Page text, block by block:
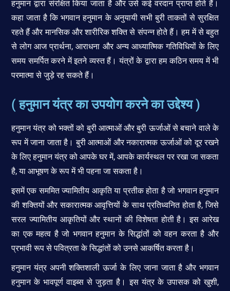
हनुमान द्वारा संरक्षित किया जाता है और उसे कई वरदान प्राप्त होते हैं।
कहा जाता है कि भगवान हनुमान के अनुयायी सभी बुरी ताकतों से सुरक्षित
रहते हैं और मानसिक और शारीरिक शक्ति से संपन्न होते हैं। हम में से बहुत
से लोग आज प्रार्थना, आराधना और अन्य आध्यात्मिक गतिविधियों के लिए
समय समर्पित करने में इतने व्यस्त हैं। यंत्रों के द्वारा हम कठिन समय में भी
परमात्मा से जुड़े रह सकते हैं।
( हनुमान यंत्र का उपयोग करने का उद्देश्य )
हनुमान यंत्र को भक्तों को बुरी आत्माओं और बुरी ऊर्जाओं से बचाने वाले के
रूप में जाना जाता है। बुरी आत्माओं और नकारात्मक ऊर्जाओं को दूर रखने
के लिए हनुमान यंत्र को आपके घर में, आपके कार्यस्थल पर रखा जा सकता
है, या आभूषण के रूप में भी पहना जा सकता है।
इसमें एक सममित ज्यामितीय आकृति या प्रतीक होता है जो भगवान हनुमान
की शक्तियों और सकारात्मक आवृत्तियों के साथ प्रतिध्वनित होता है, जिसे
सरल ज्यामितीय आकृतियों और स्थानों की विशेषता होती है। इस आरेख
का एक महत्व है जो भगवान हनुमान के सिद्धांतों को वहन करता है और
प्रभावी रूप से पवित्रता के सिद्धांतों को उनसे आकर्षित करता है।
हनुमान यंत्र अपनी शक्तिशाली ऊर्जा के लिए जाना जाता है और भगवान
हनुमान के भावपूर्ण वाइब्स से जुड़ता है। इस यंत्र के उपासक को खुशी,